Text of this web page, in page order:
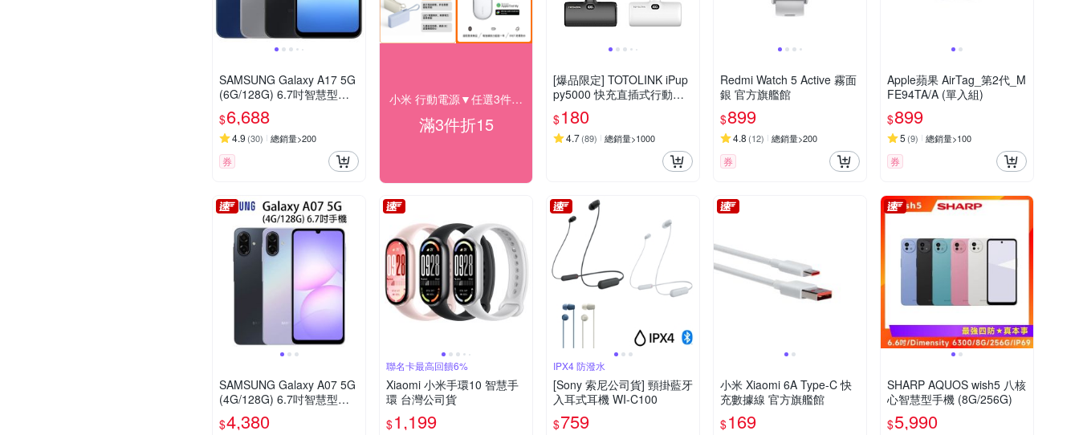
SAMSUNG Galaxy A17 5G
(6G/128G) 6.7吋智慧型手
機
$6,688
4.9 (30) 總銷量>200
券
小米 行動電源▼任選3件折$15
滿3件折15
[爆品限定] TOTOLINK iPup
py5000 快充直插式行動電
源( Lightning/Type-C )
$180
4.7(89) 總銷量>1000
Redmi Watch 5 Active 霧面
銀 官方旗艦館
$899
4.8 (12) 總銷量>200
券
Apple蘋果 AirTag_第2代_M
FE94TA/A (單入組)
$899
5 (9) 總銷量>100
券
SAMSUNG Galaxy A07 5G
(4G/128G) 6.7吋智慧型手
$4,380
聯名卡最高回饋6%
Xiaomi 小米手環10 智慧手
環 台灣公司貨
$1,199
IPX4 防潑水
[Sony 索尼公司貨] 頸掛藍牙
入耳式耳機 WI-C100
$759
小米 Xiaomi 6A Type-C 快
充數據線 官方旗艦館
$169
SHARP AQUOS wish5 八核
心智慧型手機 (8G/256G)
$5,990